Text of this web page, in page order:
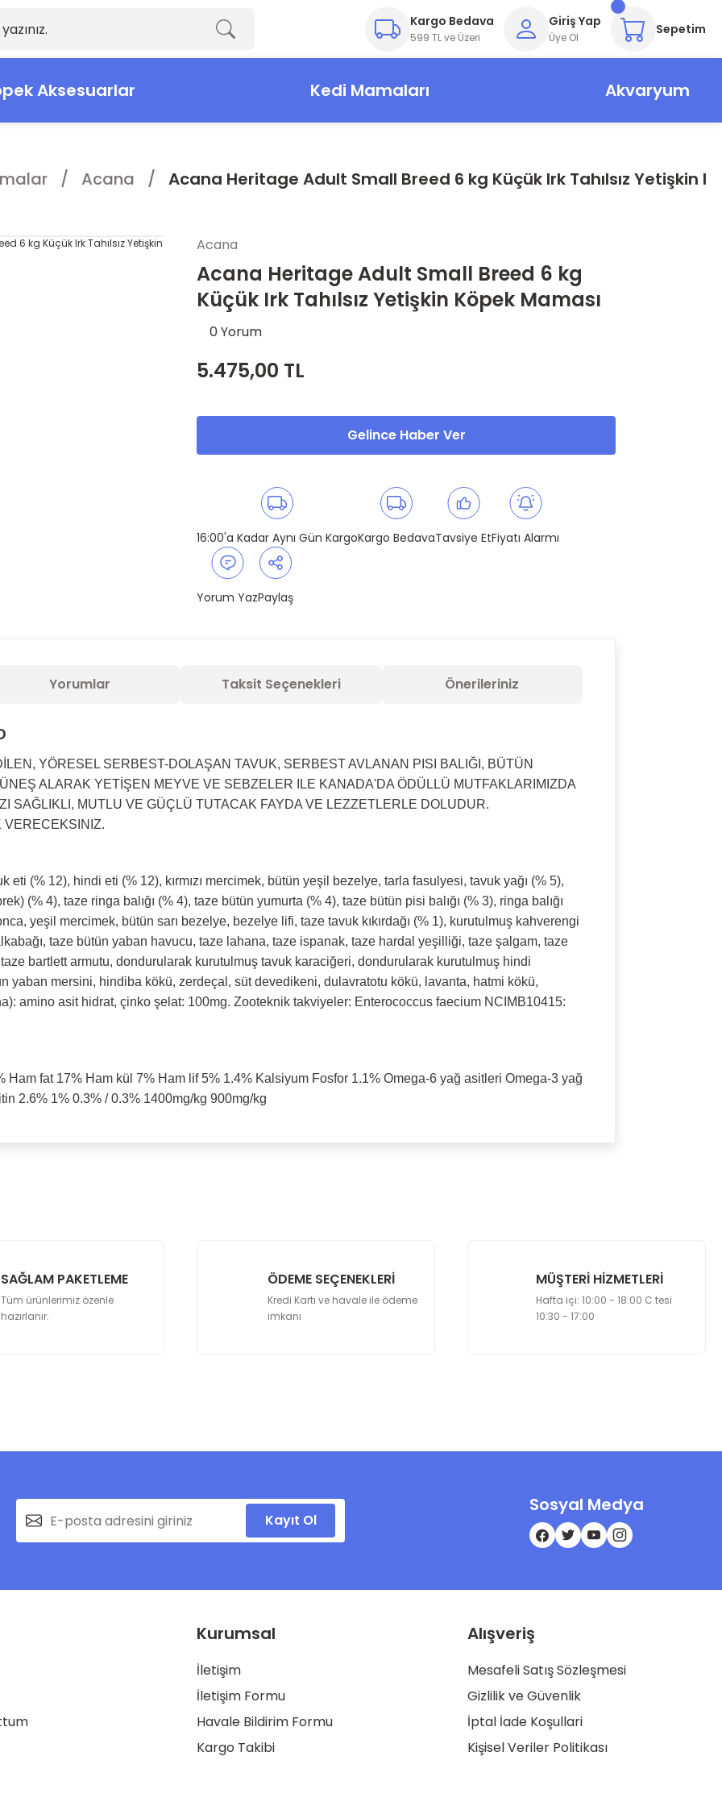
Kargo Bedava
599 TL ve Üzeri
Giriş Yap
Üye Ol
Sepetim
Aksesuarlar Kedi Mamaları Akvaryum
Acana Acana Heritage Adult Small Breed 6 kg Küçük Irk Tahılsız Yetişkin
Acana
Acana Heritage Adult Small Breed 6 kg
Küçük Irk Tahılsız Yetişkin Köpek Maması
0 Yorum
5.475,00 TL
Gelince Haber Ver
16:00'a Kadar Aynı Gün KargoKargo BedavaTavsiye EtFiyatı Alarmı
Yorum YazPaylaş
Yorumlar Taksit Seçenekleri Önerileriniz
YÖRESEL SERBEST-DOLAŞAN TAVUK, SERBEST AVLANAN PISI BALIĞI, BÜTÜN
ALARAK YETİŞEN MEYVE VE SEBZELER ILE KANADA'DA ÖDÜLLÜ MUTFAKLARIMIZDA
SAĞLIKLI, MUTLU VE GÜÇLÜ TUTACAK FAYDA VE LEZZETLERLE DOLUDUR.
VERECEKSINIZ.
eti (% 12), hindi eti (% 12), kırmızı mercimek, bütün yeşil bezelye, tarla fasulyesi, tavuk yağı (% 5),
(% 4), taze ringa balığı (% 4), taze bütün yumurta (% 4), taze bütün pisi balığı (% 3), ringa balığı
yeşil mercimek, bütün sarı bezelye, bezelye lifi, taze tavuk kıkırdağı (% 1), kurutulmuş kahverengi
taze bütün yaban havucu, taze lahana, taze ispanak, taze hardal yeşilliği, taze şalgam, taze
taze bartlett armutu, dondurularak kurutulmuş tavuk karaciğeri, dondurularak kurutulmuş hindi
yaban mersini, hindiba kökü, zerdeçal, süt devedikeni, dulavratotu kökü, lavanta, hatmi kökü,
amino asit hidrat, çinko şelat: 100mg. Zooteknik takviyeler: Enterococcus faecium NCIMB10415:
fat 17% Ham kül 7% Ham lif 5% 1.4% Kalsiyum Fosfor 1.1% Omega-6 yağ asitleri Omega-3 yağ
2.6% 1% 0.3% / 0.3% 1400mg/kg 900mg/kg
SAĞLAM PAKETLEME
Tüm ürünlerimiz özenle
hazırlanır.
ÖDEME SEÇENEKLERİ
Kredi Kartı ve havale ile ödeme
imkanı
MÜŞTERİ HİZMETLERİ
Hafta içi: 10:00 - 18:00 C.tesi
10:30 - 17:00
Kayıt Ol
Sosyal Medya
Kurumsal
İletişim
İletişim Formu
Havale Bildirim Formu
Kargo Takibi
Alışveriş
Mesafeli Satış Sözleşmesi
Gizlilik ve Güvenlik
İptal İade Koşullari
Kişisel Veriler Politikası